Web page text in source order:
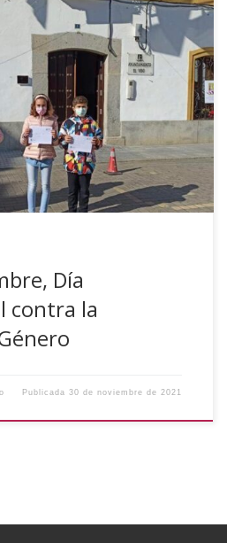
con motivo de la
la Violencia de Género, se
en la Plaza de la Constitución,
de la violencia de género en
de sensibilizar a la población
Día
contra la
Publicada30 de noviembre de 2021